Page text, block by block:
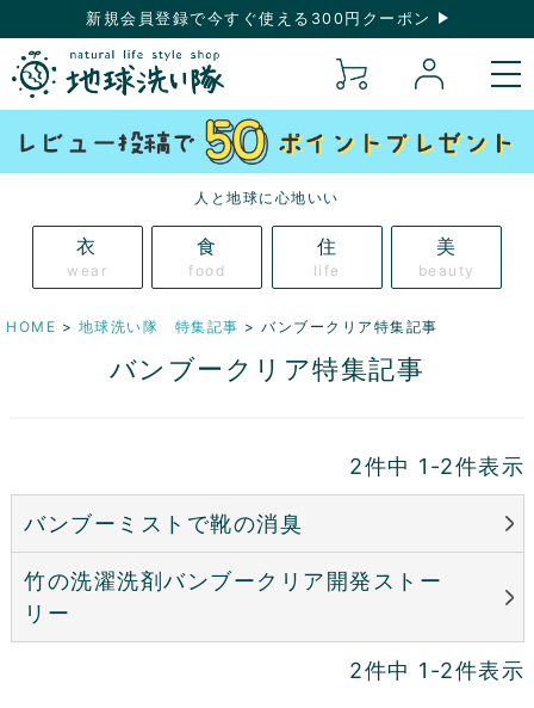
新規会員登録で今すぐ使える300円クーポン
人と地球に心地いい
衣
wear
食
food
住
life
美
beauty
HOME 地球洗い隊 特集記事 バンブークリア特集記事
バンブークリア特集記事
2件中 1 -2件表示
バンブーミストで靴の消臭
竹の洗濯洗剤バンブークリア開発ストー
リー
2件中 1 -2件表示